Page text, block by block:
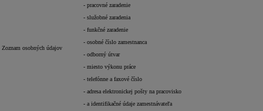
Zoznam osobných údajov
- pracovné zaradenie
- služobné zaradenia
- funkčné zaradenie
- osobné číslo zamestnanca
- odborný útvar
- miesto výkonu práce
- telefónne a faxové číslo
- adresa elektronickej pošty na pracovisko
- a identifikačné údaje zamestnávateľa